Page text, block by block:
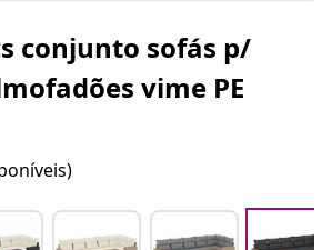
conjunto sofás p/
vime PE